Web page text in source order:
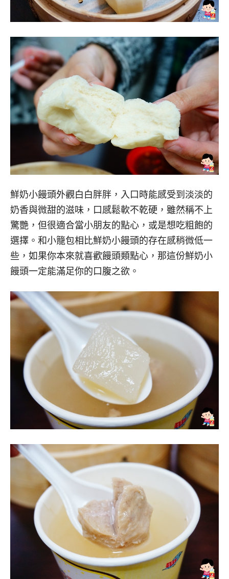
鮮奶小饅頭外觀白白胖胖，入口時能感受到淡淡的
奶香與微甜的滋味，口感鬆軟不乾硬，雖然稱不上
驚艷，但很適合當小朋友的點心，或是想吃粗飽的
選擇。和小籠包相比鮮奶小饅頭的存在感稍微低一
些，如果你本來就喜歡饅頭類點心，那這份鮮奶小
饅頭一定能滿足你的口腹之欲。